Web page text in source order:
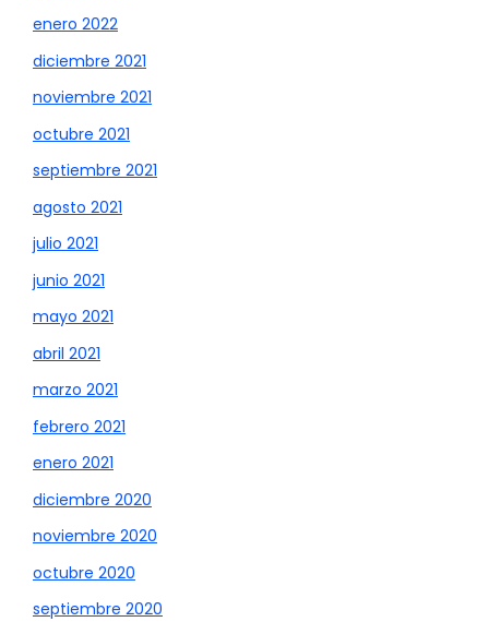
enero 2022
diciembre 2021
noviembre 2021
octubre 2021
septiembre 2021
agosto 2021
julio 2021
junio 2021
mayo 2021
abril 2021
marzo 2021
febrero 2021
enero 2021
diciembre 2020
noviembre 2020
octubre 2020
septiembre 2020